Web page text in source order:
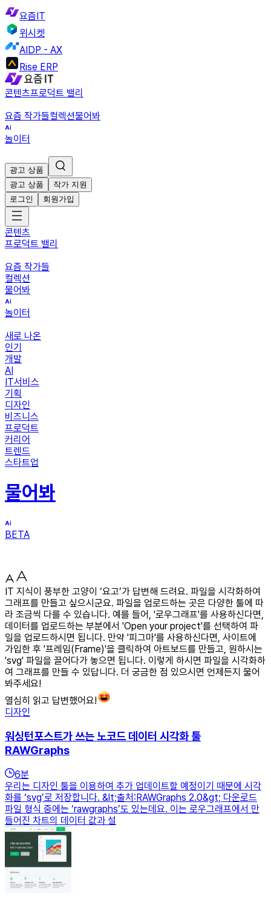
요즘IT
위시켓
AIDP - AX
Rise ERP
콘텐츠프로덕트 밸리
요즘 작가들컬렉션물어봐
놀이터
광고 상품
광고 상품
작가 지원
로그인
회원가입
콘텐츠
프로덕트 밸리
요즘 작가들
컬렉션
물어봐
놀이터
새로 나온
인기
개발
AI
IT서비스
기획
디자인
비즈니스
프로덕트
커리어
트렌드
스타트업
물어봐
BETA
IT 지식이 풍부한 고양이 ‘요고’가 답변해 드려요. 파일을 시각화하여
그래프를 만들고 싶으시군요. 파일을 업로드하는 곳은 다양한 툴에 따
라 조금씩 다를 수 있습니다. 예를 들어, '로우그래프'를 사용하신다면,
데이터를 업로드하는 부분에서 'Open your project'를 선택하여 파
일을 업로드하시면 됩니다. 만약 '피그마'를 사용하신다면, 사이트에
가입한 후 '프레임(Frame)'을 클릭하여 아트보드를 만들고, 원하시는
'svg' 파일을 끌어다가 놓으면 됩니다. 이렇게 하시면 파일을 시각화하
여 그래프를 만들 수 있답니다. 더 궁금한 점 있으시면 언제든지 물어
봐주세요!
열심히 읽고 답변했어요!
디자인
워싱턴포스트가 쓰는 노코드 데이터 시각화 툴
RAWGraphs
6분
우리는 디자인 툴을 이용하여 추가 업데이트할 예정이기 때문에 시각
화를 ‘svg’로 저장합니다. &lt;출처:RAWGraphs 2.0&gt; 다운로드
파일 형식 중에는 ‘rawgraphs’도 있는데요. 이는 로우그래프에서 만
들어진 차트의 데이터 값과 설